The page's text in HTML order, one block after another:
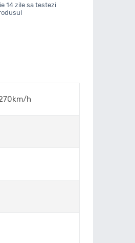
14 zile sa testezi
h